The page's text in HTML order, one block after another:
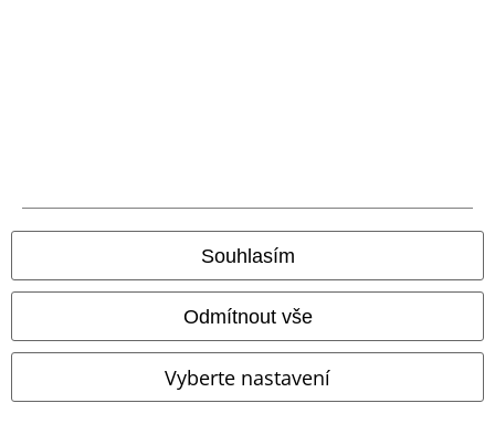
Souhlasím
Odmítnout vše
Vyberte nastavení
Doprava
Balíkovna Balík Do ruky